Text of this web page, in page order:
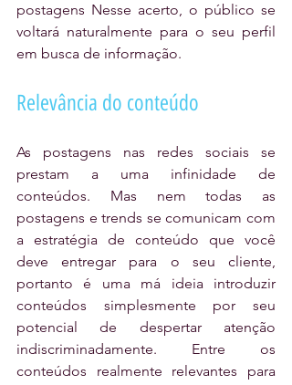
postagens Nesse acerto, o público se
voltará naturalmente para o seu perfil
em busca de informação.
Relevância do conteúdo
As postagens nas redes sociais se
prestam a uma infinidade de
conteúdos. Mas nem todas as
postagens e trends se comunicam com
a estratégia de conteúdo que você
deve entregar para o seu cliente,
portanto é uma má ideia introduzir
conteúdos simplesmente por seu
potencial de despertar atenção
indiscriminadamente. Entre os
conteúdos realmente relevantes para